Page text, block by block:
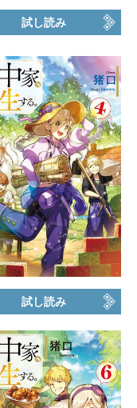
試し読み
試し読み